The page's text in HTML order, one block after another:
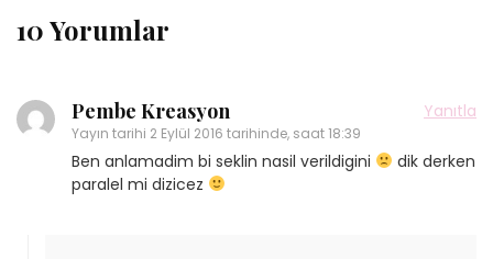
10 Yorumlar
Pembe Kreasyon
Yayın tarihi 2 Eylül 2016 tarihinde, saat 18:39
Yanıtla
Ben anlamadim bi seklin nasil verildigini
dik derken
paralel mi dizicez